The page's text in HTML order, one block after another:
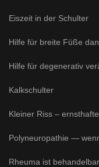
Eiszeit in der Schulter
Hilfe für breite Füße
Hilfe für degenerativ
Kalkschulter
Kleiner Riss –
Polyneuropathie —
Rheuma ist